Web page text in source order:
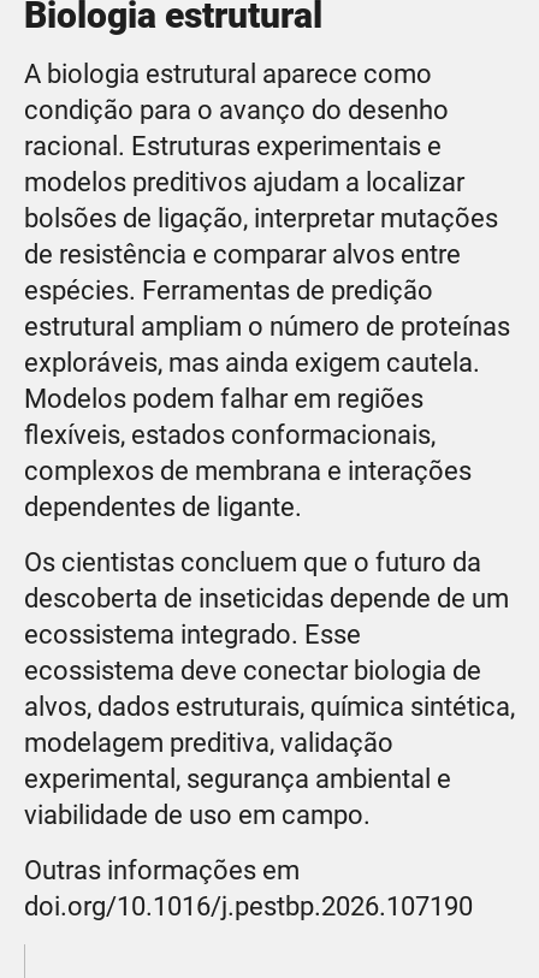
Biologia estrutural
A biologia estrutural aparece como
condição para o avanço do desenho
racional. Estruturas experimentais e
modelos preditivos ajudam a localizar
bolsões de ligação, interpretar mutações
de resistência e comparar alvos entre
espécies. Ferramentas de predição
estrutural ampliam o número de proteínas
exploráveis, mas ainda exigem cautela.
Modelos podem falhar em regiões
flexíveis, estados conformacionais,
complexos de membrana e interações
dependentes de ligante.
Os cientistas concluem que o futuro da
descoberta de inseticidas depende de um
ecossistema integrado. Esse
ecossistema deve conectar biologia de
alvos, dados estruturais, química sintética,
modelagem preditiva, validação
experimental, segurança ambiental e
viabilidade de uso em campo.
Outras informações em
doi.org/10.1016/j.pestbp.2026.107190